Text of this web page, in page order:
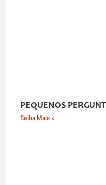
PEQUENOS
Saiba Mais »